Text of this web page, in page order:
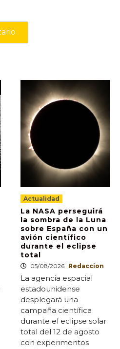
Actualidad
La NASA perseguirá
la sombra de la Luna
sobre España con un
avión científico
durante el eclipse
total
05/08/2026 Redaccion
La agencia espacial
estadounidense
desplegará una
campaña científica
durante el eclipse solar
total del 12 de agosto
con experimentos